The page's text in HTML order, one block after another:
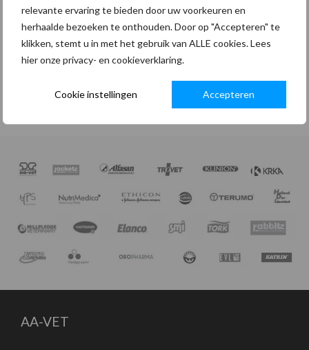
relevante ervaring te bieden door uw voorkeuren en
herhaalde bezoeken te onthouden. Door op "Accepteren" te
klikken, stemt u in met het gebruik van ALLE cookies. Lees
hier onze privacy- en cookieverklaring.
Cookie instellingen Accepteren
ervaring op deze site te ondersteunen, om toegang
tot je account te beheren en voor andere doeleinden
zoals omschreven in onzeprivacybeleid.
AA-VET